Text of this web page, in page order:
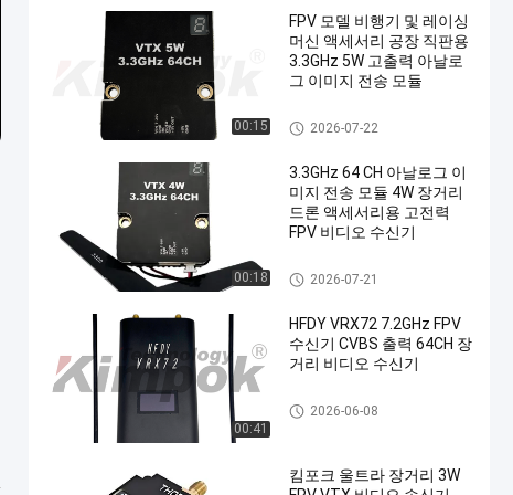
00:15
FPV 모델 비행기 및 레이싱
머신 액세서리 공장 직판용
3.3GHz 5W 고출력 아날로
그 이미지 전송 모듈
FPV VTX
2026-07-22
00:18
3.3GHz 64 CH 아날로그 이
미지 전송 모듈 4W 장거리
드론 액세서리용 고전력
FPV 비디오 수신기
FPV VTX
2026-07-21
00:41
HFDY VRX72 7.2GHz FPV
수신기 CVBS 출력 64CH 장
거리 비디오 수신기
FPV VTX
2026-06-08
킴포크 울트라 장거리 3W